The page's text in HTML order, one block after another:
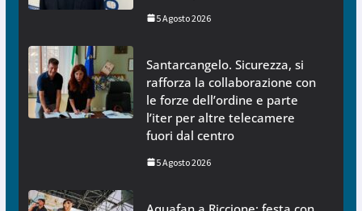
5 Agosto 2026
Santarcangelo. Sicurezza, si
rafforza la collaborazione con
le forze dell’ordine e parte
l’iter per altre telecamere
fuori dal centro
5 Agosto 2026